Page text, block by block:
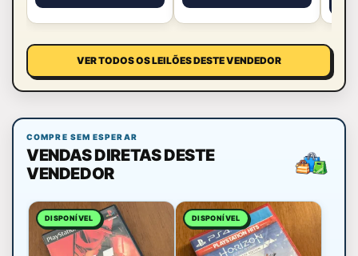
VER TODOS OS LEILÕES DESTE VENDEDOR
COMPRE SEM ESPERAR
VENDAS DIRETAS DESTE
VENDEDOR
DISPONÍVEL DISPONÍVEL